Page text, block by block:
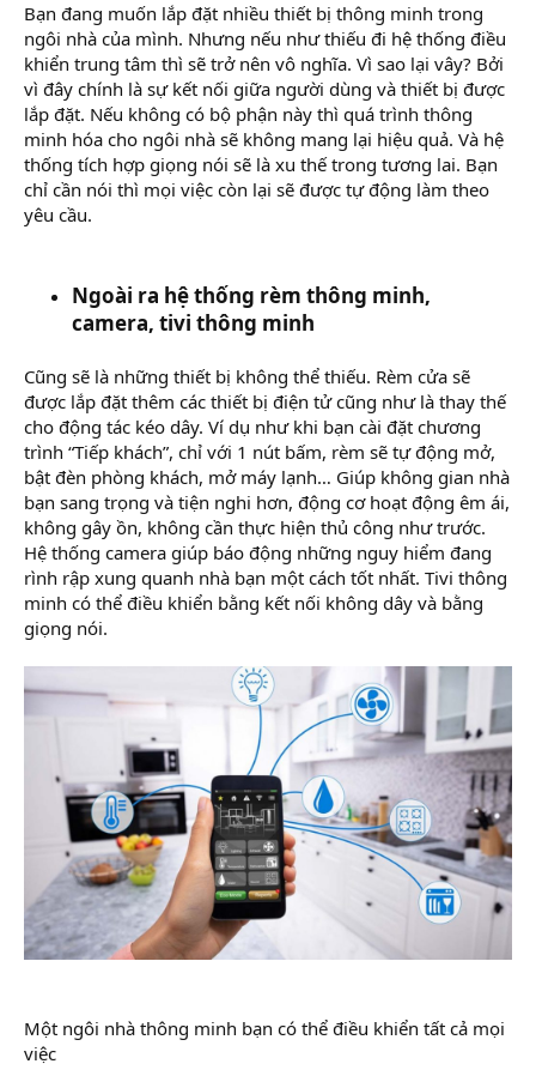
Bạn đang muốn lắp đặt nhiều thiết bị thông minh trong
ngôi nhà của mình. Nhưng nếu như thiếu đi hệ thống điều
khiển trung tâm thì sẽ trở nên vô nghĩa. Vì sao lại vây? Bởi
vì đây chính là sự kết nối giữa người dùng và thiết bị được
lắp đặt. Nếu không có bộ phận này thì quá trình thông
minh hóa cho ngôi nhà sẽ không mang lại hiệu quả. Và hệ
thống tích hợp giọng nói sẽ là xu thế trong tương lai. Bạn
chỉ cần nói thì mọi việc còn lại sẽ được tự động làm theo
yêu cầu.
Ngoài ra hệ thống rèm thông minh,
camera, tivi thông minh
Cũng sẽ là những thiết bị không thể thiếu. Rèm cửa sẽ
được lắp đặt thêm các thiết bị điện tử cũng như là thay thế
cho động tác kéo dây. Ví dụ như khi bạn cài đặt chương
trình “Tiếp khách”, chỉ với 1 nút bấm, rèm sẽ tự động mở,
bật đèn phòng khách, mở máy lạnh… Giúp không gian nhà
bạn sang trọng và tiện nghi hơn, động cơ hoạt động êm ái,
không gây ồn, không cần thực hiện thủ công như trước.
Hệ thống camera giúp báo động những nguy hiểm đang
rình rập xung quanh nhà bạn một cách tốt nhất. Tivi thông
minh có thể điều khiển bằng kết nối không dây và bằng
giọng nói.
Một ngôi nhà thông minh bạn có thể điều khiển tất cả mọi
việc